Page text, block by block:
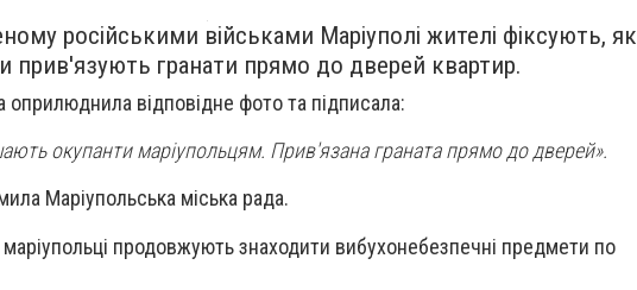
російськими військами Маріуполі жителі фіксують, як
прив'язують гранати прямо до дверей квартир.
оприлюднила відповідне фото та підписала:
окупанти маріупольцям. Прив'язана граната прямо до дверей».
Маріупольська міська рада.
продовжують знаходити вибухонебезпечні предмети по